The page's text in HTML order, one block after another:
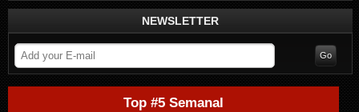
NEWSLETTER
Top #5 Semanal